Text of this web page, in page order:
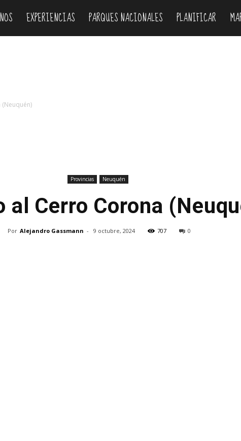
EXPERIENCIAS PARQUES NACIONALES PLANIFICAR
Provincias Neuquén
al Cerro Corona
Por Alejandro Gassmann - 9 octubre, 2024 707 0